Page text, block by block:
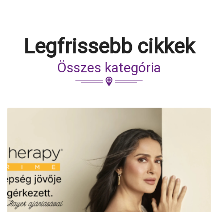
Legfrissebb cikkek
Összes kategória